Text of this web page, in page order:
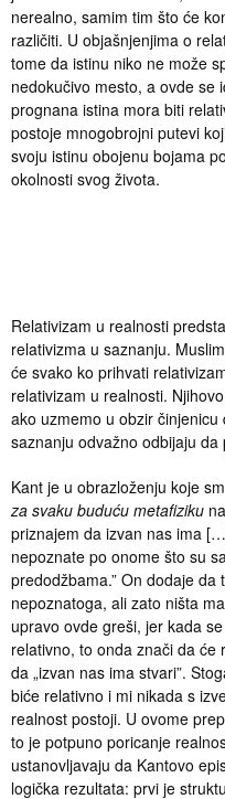
nerealno, samim tim što će
različiti. U objašnjenjima o
tome da istinu niko ne može
nedokučivo mesto, a ovde se
prognana istina mora biti
postoje mnogobrojni putevi
svoju istinu obojenu bojama
okolnosti svog života.
Relativizam u realnosti
relativizma u saznanju.
će svako ko prihvati
relativizam u realnosti.
ako uzmemo u obzir
saznanju odvažno odbijaju
Kant je u obrazloženju koje
za svaku buduću metafiziku
priznajem da izvan nas ima
nepoznate po onome što su
predodžbama.” On dodaje da
nepoznatoga, ali zato ništa
upravo ovde greši, jer kada
relativno, to onda znači da
da „izvan nas ima stvari”.
biće relativno i mi nikada s
realnost postoji. U ovome
to je potpuno poricanje
ustanovljavaju da Kantovo
logička rezultata: prvi je